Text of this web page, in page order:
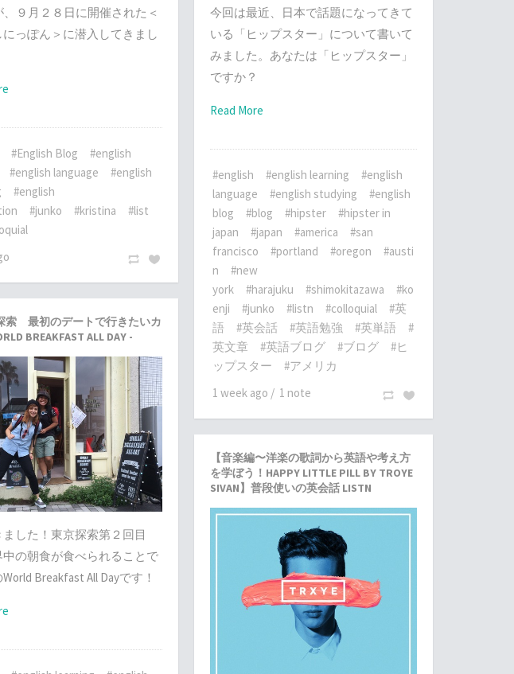
、９月２８日に開催された＜
にっぽん＞に潜入してきまし
#English Blog
#english
#english language
#english
#english
#junko #kristina
#list
今回は最近、日本で話題になってきて
いる「ヒップスター」について書いて
みました。あなたは「ヒップスター」
ですか？
Read More
#english #english learning
#english
language
#english studying
#english
blog
#blog #hipster
#hipster in
japan
#japan #america
#san
francisco
#portland #oregon
#austi
n
#new
york
#harajuku #shimokitazawa
#ko
enji
#junko #listn #colloquial
#英
語
#英会話 #英語勉強 #英単語
#
英文章
#英語ブログ #ブログ
#ヒ
ップスター
#アメリカ
1 week ago / 1 note
索 最初のデートで行きたいカ
BREAKFAST ALL DAY -
した！東京探索第２回目
中の朝食が食べられることで
Breakfast All Dayです！
【音楽編〜洋楽の歌詞から英語や考え方
を学ぼう！HAPPY LITTLE PILL BY TROYE
SIVAN】普段使いの英会話 LISTN